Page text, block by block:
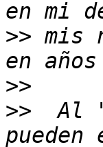
>> mis
>>
>>
Al